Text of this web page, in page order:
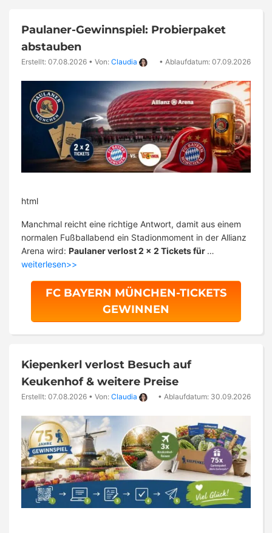
Paulaner-Gewinnspiel: Probierpaket
abstauben
Erstellt: 07.08.2026 • Von: Claudia • Ablaufdatum: 07.09.2026
html
Manchmal reicht eine richtige Antwort, damit aus einem
normalen Fußballabend ein Stadionmoment in der Allianz
Arena wird: Paulaner verlost 2 x 2 Tickets für …
weiterlesen>>
FC BAYERN MÜNCHEN-TICKETS
GEWINNEN
Kiepenkerl verlost Besuch auf
Keukenhof & weitere Preise
Erstellt: 07.08.2026 • Von: Claudia • Ablaufdatum: 30.09.2026